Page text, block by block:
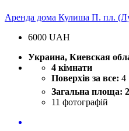
Аренда дома Кулиша П. пл.
6000 UAH
Украина, Киевская
4 кімнати
Поверхів за все: 4
Загальна площа:
11 фотографій